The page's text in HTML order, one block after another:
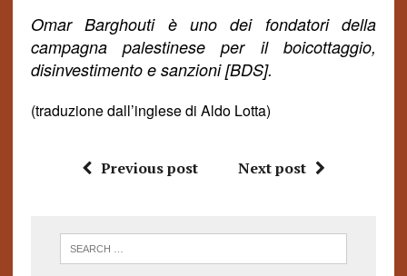
Omar Barghouti è uno dei fondatori della
campagna palestinese per il boicottaggio,
disinvestimento e sanzioni [BDS].
(traduzione dall’inglese di Aldo Lotta)
Previous post Next post